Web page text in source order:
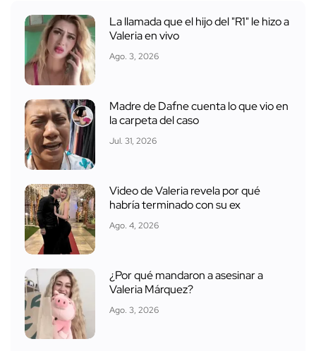
La llamada que el hijo del "R1" le hizo a
Valeria en vivo
Ago. 3, 2026
Madre de Dafne cuenta lo que vio en
la carpeta del caso
Jul. 31, 2026
Video de Valeria revela por qué
habría terminado con su ex
Ago. 4, 2026
¿Por qué mandaron a asesinar a
Valeria Márquez?
Ago. 3, 2026